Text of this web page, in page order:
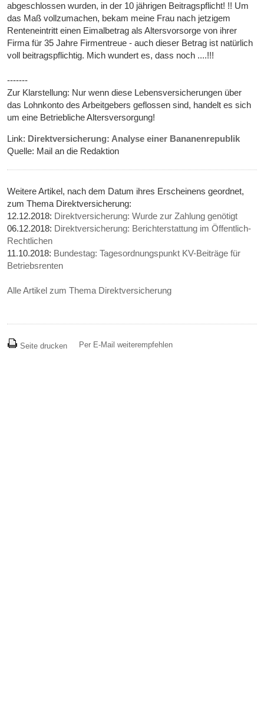
abgeschlossen wurden, in der 10 jährigen Beitragspflicht! !! Um
das Maß vollzumachen, bekam meine Frau nach jetzigem
Renteneintritt einen Eimalbetrag als Altersvorsorge von ihrer
Firma für 35 Jahre Firmentreue - auch dieser Betrag ist natürlich
voll beitragspflichtig. Mich wundert es, dass noch ....!!!
-------
Zur Klarstellung: Nur wenn diese Lebensversicherungen über
das Lohnkonto des Arbeitgebers geflossen sind, handelt es sich
um eine Betriebliche Altersversorgung!
Link: Direktversicherung: Analyse einer Bananenrepublik
Quelle: Mail an die Redaktion
Weitere Artikel, nach dem Datum ihres Erscheinens geordnet,
zum Thema Direktversicherung:
12.12.2018: Direktversicherung: Wurde zur Zahlung genötigt
06.12.2018: Direktversicherung: Berichterstattung im Öffentlich-
Rechtlichen
11.10.2018: Bundestag: Tagesordnungspunkt KV-Beiträge für
Betriebsrenten
Alle Artikel zum Thema Direktversicherung
Seite drucken Per E-Mail weiterempfehlen